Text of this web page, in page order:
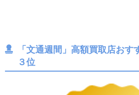
「文通週間」高額買取店お
３位